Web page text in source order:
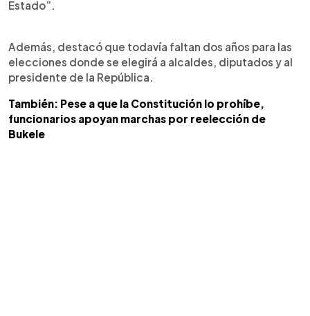
Estado”.
Además, destacó que todavía faltan dos años para las
elecciones donde se elegirá a alcaldes, diputados y al
presidente de la República.
También: Pese a que la Constitución lo prohíbe,
funcionarios apoyan marchas por reelección de
Bukele